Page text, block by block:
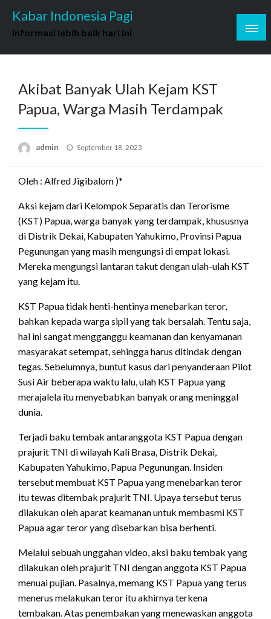
content
Kabar Indonesia Pagi
Informasi lebih baik hari ini
Akibat Banyak Ulah Kejam KST
Papua, Warga Masih Terdampak
admin
Posted
September 18, 2023
Oleh : Alfred Jigibalom )*
Aksi kejam dari Kelompok Separatis dan Terorisme
(KST) Papua, warga banyak yang terdampak, khususnya
di Distrik Dekai, Kabupaten Yahukimo, Provinsi Papua
Pegunungan yang masih mengungsi di empat lokasi.
Mereka mengungsi lantaran takut dengan ulah-ulah KST
yang kejam itu.
KST Papua tidak henti-hentinya menebarkan teror,
bahkan kepada warga sipil yang tak bersalah. Tentu saja,
hal ini sangat mengganggu keamanan dan kenyamanan
masyarakat setempat, sehingga harus ditindak dengan
tegas. Sebelumnya, buntut kasus dari penyanderaan Pilot
Susi Air beberapa waktu lalu, ulah KST Papua yang
merajalela itu menyebabkan banyak orang meninggal
dunia.
Terjadi baku tembak antaranggota KST Papua dengan
prajurit TNI di wilayah Kali Brasa, Distrik Dekai,
Kabupaten Yahukimo, Papua Pegunungan. Insiden
tersebut membuat KST Papua yang menebarkan teror
itu tewas ditembak prajurit TNI. Upaya tersebut terus
dilakukan oleh aparat keamanan untuk membasmi KST
Papua agar teror yang disebarkan bisa berhenti.
Melalui sebuah unggahan video, aksi baku tembak yang
dilakukan oleh prajurit TNI dengan anggota KST Papua
menuai pujian. Pasalnya, memang KST Papua yang terus
menerus melakukan teror itu akhirnya terkena
tembakan. Atas penembakan yang menewaskan anggota